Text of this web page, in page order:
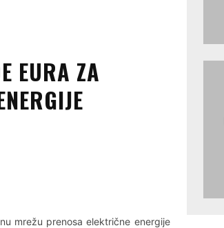
EURA ZA
mrežu prenosa električne energije